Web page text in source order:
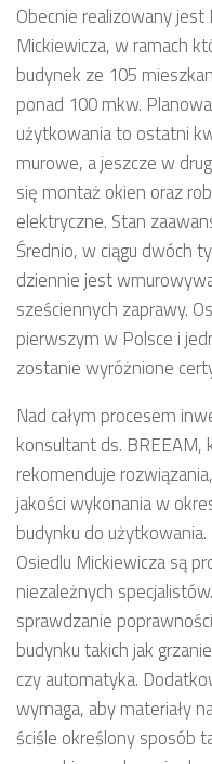
Obecnie realizowany
Mickiewicza, w ramach
budynek ze 105
ponad 100 mkw.
użytkowania to ostatni
murowe, a jeszcze w
się montaż okien oraz
elektryczne. Stan
Średnio, w ciągu dwóch
dziennie jest
sześciennych zaprawy.
pierwszym w Polsce i
zostanie wyróżnione
Nad całym procesem
konsultant ds. BREEAM,
rekomenduje
jakości wykonania w
budynku do
Osiedlu Mickiewicza są
niezależnych
sprawdzanie
budynku takich jak
czy automatyka.
wymaga, aby materiały
ściśle określony sposób